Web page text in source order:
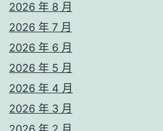
2026 年 8 月
2026 年 7 月
2026 年 6 月
2026 年 5 月
2026 年 4 月
2026 年 3 月